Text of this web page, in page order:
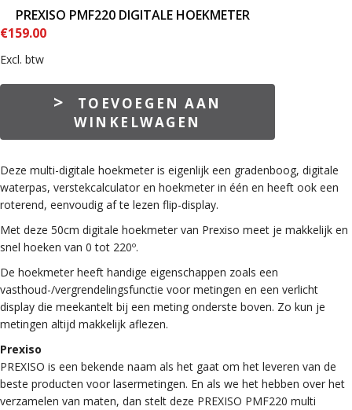
PREXISO PMF220 DIGITALE HOEKMETER
€159.00
Excl. btw
PREXISO
HOEKMETER
TOEVOEGEN AAN
WINKELWAGEN
Deze multi-digitale hoekmeter is eigenlijk een gradenboog, digitale
waterpas, verstekcalculator en hoekmeter in één en heeft ook een
roterend, eenvoudig af te lezen flip-display.
Met deze 50cm digitale hoekmeter van Prexiso meet je makkelijk en
snel hoeken van 0 tot 220º.
De hoekmeter heeft handige eigenschappen zoals een
vasthoud-/vergrendelingsfunctie voor metingen en een verlicht
display die meekantelt bij een meting onderste boven. Zo kun je
metingen altijd makkelijk aflezen.
Prexiso
PREXISO is een bekende naam als het gaat om het leveren van de
beste producten voor lasermetingen. En als we het hebben over het
verzamelen van maten, dan stelt deze PREXISO PMF220 multi